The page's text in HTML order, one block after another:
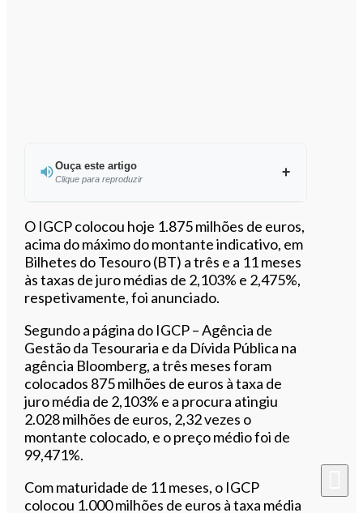
Ouça este artigo
Clique para reproduzir
0:00/ 2:24
O IGCP colocou hoje 1.875 milhões de euros,
acima do máximo do montante indicativo, em
Bilhetes do Tesouro (BT) a três e a 11 meses
às taxas de juro médias de 2,103% e 2,475%,
respetivamente, foi anunciado.
Segundo a página do IGCP – Agência de
Gestão da Tesouraria e da Dívida Pública na
agência Bloomberg, a três meses foram
colocados 875 milhões de euros à taxa de
juro média de 2,103% e a procura atingiu
2.028 milhões de euros, 2,32 vezes o
montante colocado, e o preço médio foi de
99,471%.
Com maturidade de 11 meses, o IGCP
colocou 1.000 milhões de euros à taxa média